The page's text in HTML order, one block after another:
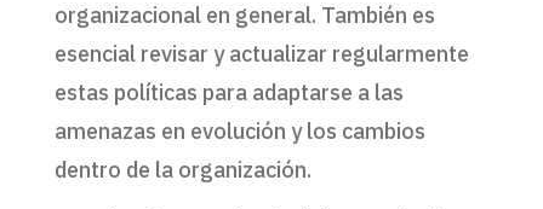
organizacional en general. También es
esencial revisar y actualizar regularmente
estas políticas para adaptarse a las
amenazas en evolución y los cambios
dentro de la organización.